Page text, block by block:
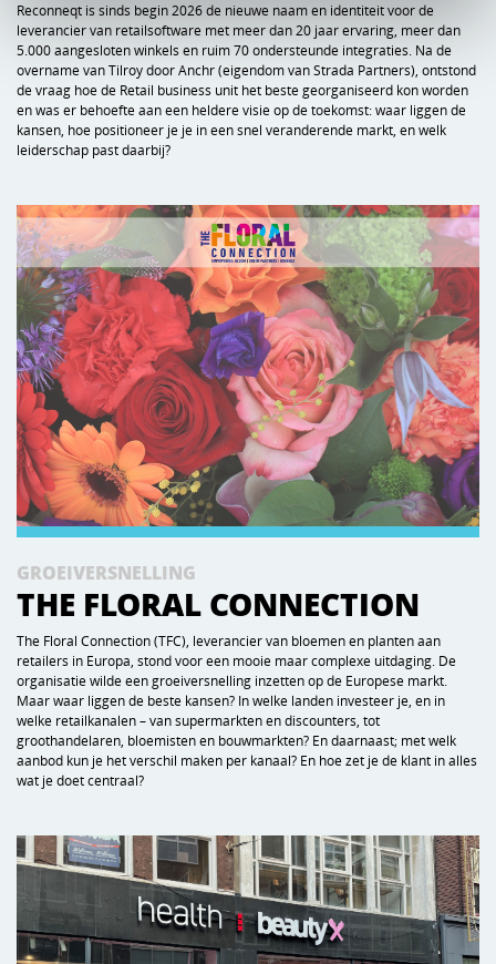
Reconneqt is sinds begin 2026 de nieuwe naam en identiteit voor de
leverancier van retailsoftware met meer dan 20 jaar ervaring, meer dan
5.000 aangesloten winkels en ruim 70 ondersteunde integraties. Na de
overname van Tilroy door Anchr (eigendom van Strada Partners), ontstond
de vraag hoe de Retail business unit het beste georganiseerd kon worden
en was er behoefte aan een heldere visie op de toekomst: waar liggen de
kansen, hoe positioneer je je in een snel veranderende markt, en welk
leiderschap past daarbij?
GROEIVERSNELLING
THE FLORAL CONNECTION
The Floral Connection (TFC), leverancier van bloemen en planten aan
retailers in Europa, stond voor een mooie maar complexe uitdaging. De
organisatie wilde een groeiversnelling inzetten op de Europese markt.
Maar waar liggen de beste kansen? In welke landen investeer je, en in
welke retailkanalen – van supermarkten en discounters, tot
groothandelaren, bloemisten en bouwmarkten? En daarnaast; met welk
aanbod kun je het verschil maken per kanaal? En hoe zet je de klant in alles
wat je doet centraal?